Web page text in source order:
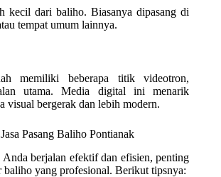
kecil dari baliho. Biasanya dipasang di
tempat umum lainnya.
memiliki beberapa titik videotron,
utama. Media digital ini menarik
visual bergerak dan lebih modern.
Pasang Baliho Pontianak
berjalan efektif dan efisien, penting
yang profesional. Berikut tipsnya: